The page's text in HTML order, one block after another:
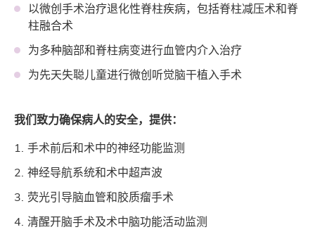
以微创手术治疗退化性脊柱疾病，包括脊柱减压术和脊
柱融合术
为多种脑部和脊柱病变进行血管内介入治疗
为先天失聪儿童进行微创听觉脑干植入手术
我们致力确保病人的安全，提供：
手术前后和术中的神经功能监测
神经导航系统和术中超声波
荧光引导脑血管和胶质瘤手术
清醒开脑手术及术中脑功能活动监测